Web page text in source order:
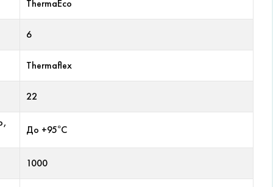
ThermaEco
6
Thermaflex
22
До +95°С
1000